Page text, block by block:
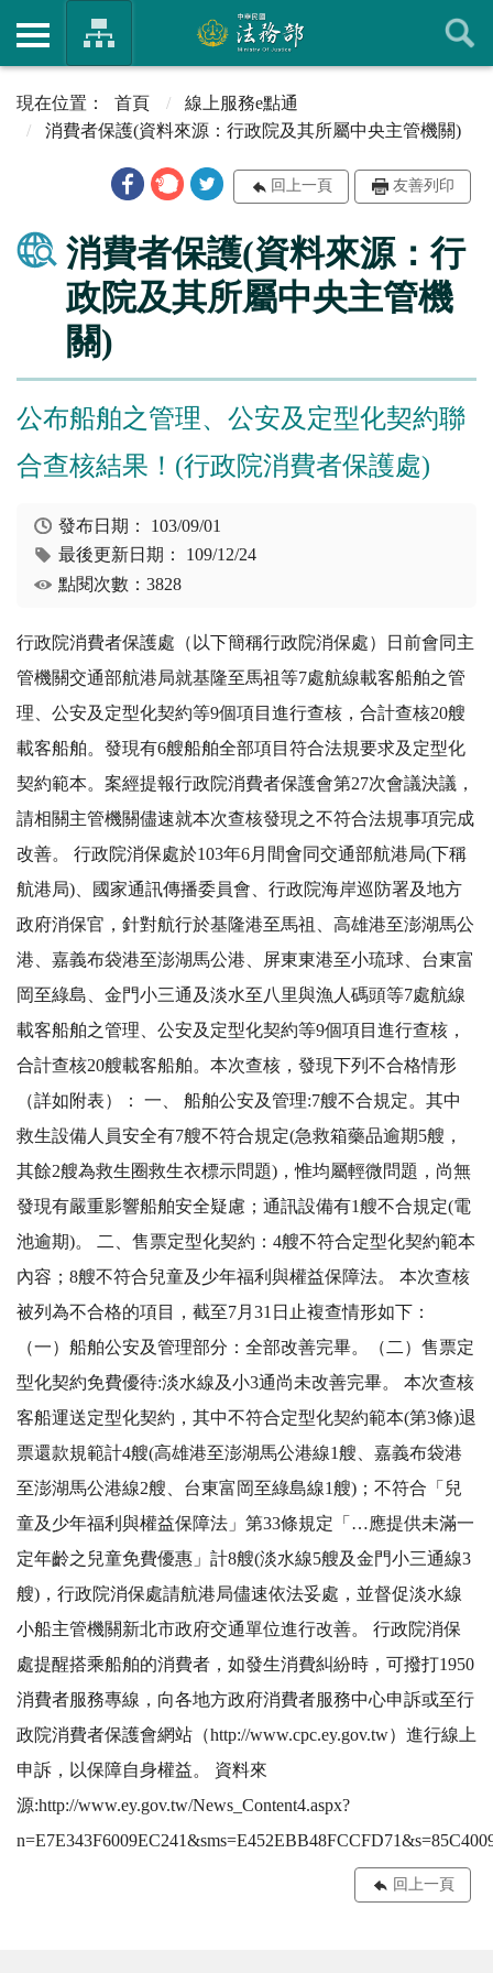
首頁
線上服務e點通
消費者保護(資料來源：行政院及其所屬中央主管機關)
回上一頁 友善列印
消費者保護(資料來源：行
政院及其所屬中央主管機
關)
公布船舶之管理、公安及定型化契約聯
合查核結果！(行政院消費者保護處)
發布日期： 103/09/01
最後更新日期： 109/12/24
點閱次數：3828
行政院消費者保護處（以下簡稱行政院消保處）日前會同主
管機關交通部航港局就基隆至馬祖等7處航線載客船舶之管
理、公安及定型化契約等9個項目進行查核，合計查核20艘
載客船舶。發現有6艘船舶全部項目符合法規要求及定型化
契約範本。案經提報行政院消費者保護會第27次會議決議，
請相關主管機關儘速就本次查核發現之不符合法規事項完成
改善。 行政院消保處於103年6月間會同交通部航港局(下稱
航港局)、國家通訊傳播委員會、行政院海岸巡防署及地方
政府消保官，針對航行於基隆港至馬祖、高雄港至澎湖馬公
港、嘉義布袋港至澎湖馬公港、屏東東港至小琉球、台東富
岡至綠島、金門小三通及淡水至八里與漁人碼頭等7處航線
載客船舶之管理、公安及定型化契約等9個項目進行查核，
合計查核20艘載客船舶。本次查核，發現下列不合格情形
（詳如附表）： 一、 船舶公安及管理:7艘不合規定。其中
救生設備人員安全有7艘不符合規定(急救箱藥品逾期5艘，
其餘2艘為救生圈救生衣標示問題)，惟均屬輕微問題，尚無
發現有嚴重影響船舶安全疑慮；通訊設備有1艘不合規定(電
池逾期)。 二、售票定型化契約：4艘不符合定型化契約範本
內容；8艘不符合兒童及少年福利與權益保障法。 本次查核
被列為不合格的項目，截至7月31日止複查情形如下：
（一）船舶公安及管理部分：全部改善完畢。（二）售票定
型化契約免費優待:淡水線及小3通尚未改善完畢。 本次查核
客船運送定型化契約，其中不符合定型化契約範本(第3條)退
票還款規範計4艘(高雄港至澎湖馬公港線1艘、嘉義布袋港
至澎湖馬公港線2艘、台東富岡至綠島線1艘)；不符合「兒
童及少年福利與權益保障法」第33條規定「…應提供未滿一
定年齡之兒童免費優惠」計8艘(淡水線5艘及金門小三通線3
艘)，行政院消保處請航港局儘速依法妥處，並督促淡水線
小船主管機關新北市政府交通單位進行改善。 行政院消保
處提醒搭乘船舶的消費者，如發生消費糾紛時，可撥打1950
消費者服務專線，向各地方政府消費者服務中心申訴或至行
政院消費者保護會網站（http://www.cpc.ey.gov.tw）進行線上
申訴，以保障自身權益。 資料來
源:http://www.ey.gov.tw/News_Content4.aspx?
回上一頁